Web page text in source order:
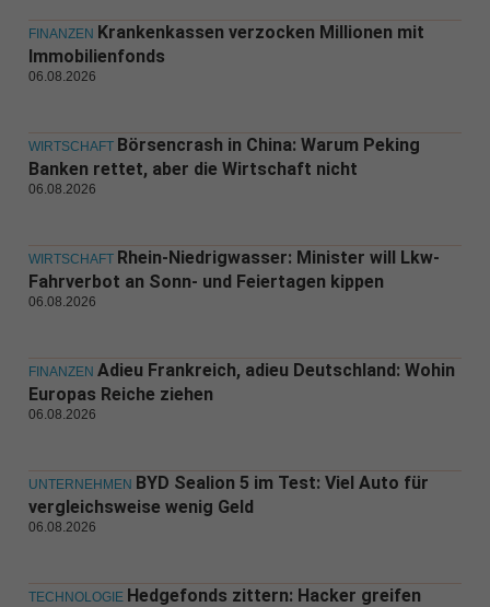
FINANZEN Krankenkassen verzocken Millionen mit
Immobilienfonds
06.08.2026
WIRTSCHAFT Börsencrash in China: Warum Peking
Banken rettet, aber die Wirtschaft nicht
06.08.2026
WIRTSCHAFT Rhein-Niedrigwasser: Minister will Lkw-
Fahrverbot an Sonn- und Feiertagen kippen
06.08.2026
FINANZEN Adieu Frankreich, adieu Deutschland: Wohin
Europas Reiche ziehen
06.08.2026
UNTERNEHMEN BYD Sealion 5 im Test: Viel Auto für
vergleichsweise wenig Geld
06.08.2026
TECHNOLOGIE Hedgefonds zittern: Hacker greifen